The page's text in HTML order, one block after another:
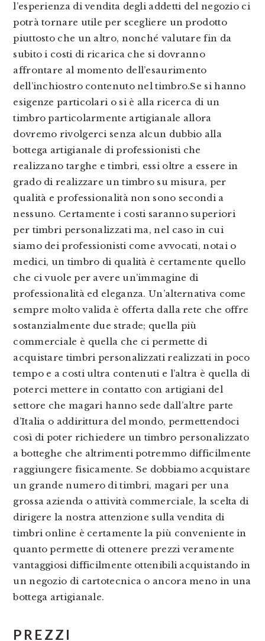
l’esperienza di vendita degli addetti del negozio ci
potrà tornare utile per scegliere un prodotto
piuttosto che un altro, nonché valutare fin da
subito i costi di ricarica che si dovranno
affrontare al momento dell’esaurimento
dell’inchiostro contenuto nel timbro.Se si hanno
esigenze particolari o si è alla ricerca di un
timbro particolarmente artigianale allora
dovremo rivolgerci senza alcun dubbio alla
bottega artigianale di professionisti che
realizzano targhe e timbri, essi oltre a essere in
grado di realizzare un timbro su misura, per
qualità e professionalità non sono secondi a
nessuno. Certamente i costi saranno superiori
per timbri personalizzati ma, nel caso in cui
siamo dei professionisti come avvocati, notai o
medici, un timbro di qualità è certamente quello
che ci vuole per avere un’immagine di
professionalità ed eleganza. Un’alternativa come
sempre molto valida è offerta dalla rete che offre
sostanzialmente due strade; quella più
commerciale è quella che ci permette di
acquistare timbri personalizzati realizzati in poco
tempo e a costi ultra contenuti e l’altra è quella di
poterci mettere in contatto con artigiani del
settore che magari hanno sede dall’altre parte
d’Italia o addirittura del mondo, permettendoci
così di poter richiedere un timbro personalizzato
a botteghe che altrimenti potremmo difficilmente
raggiungere fisicamente. Se dobbiamo acquistare
un grande numero di timbri, magari per una
grossa azienda o attività commerciale, la scelta di
dirigere la nostra attenzione sulla vendita di
timbri online è certamente la più conveniente in
quanto permette di ottenere prezzi veramente
vantaggiosi difficilmente ottenibili acquistando in
un negozio di cartotecnica o ancora meno in una
bottega artigianale.
PREZZI